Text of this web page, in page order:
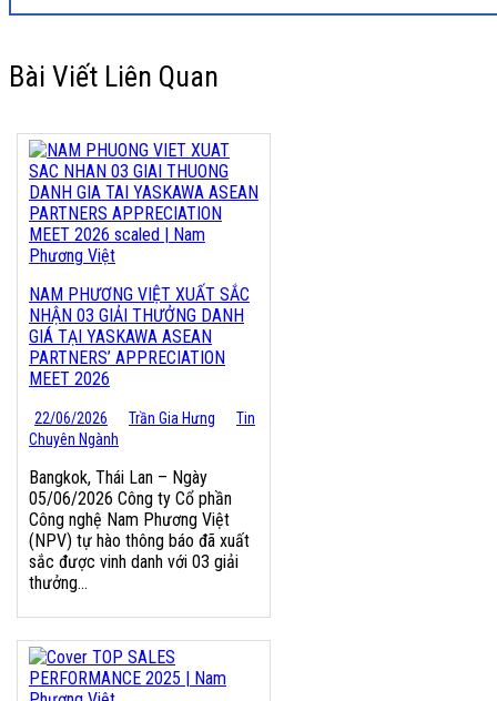
Bài Viết Liên Quan
NAM PHƯƠNG VIỆT XUẤT SẮC
NHẬN 03 GIẢI THƯỞNG DANH
GIÁ TẠI YASKAWA ASEAN
PARTNERS’ APPRECIATION
MEET 2026
22/06/2026 Trần Gia Hưng
Tin
Chuyên Ngành
Bangkok, Thái Lan – Ngày
05/06/2026 Công ty Cổ phần
Công nghệ Nam Phương Việt
(NPV) tự hào thông báo đã xuất
sắc được vinh danh với 03 giải
thưởng...